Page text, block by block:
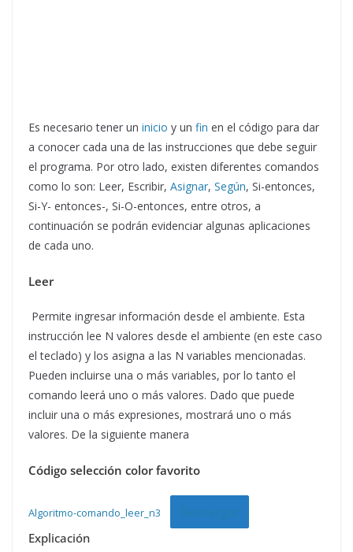
Es necesario tener un inicio y un fin en el código para dar
a conocer cada una de las instrucciones que debe seguir
el programa. Por otro lado, existen diferentes comandos
como lo son: Leer, Escribir, Asignar, Según, Si-entonces,
Si-Y- entonces-, Si-O-entonces, entre otros, a
continuación se podrán evidenciar algunas aplicaciones
de cada uno.
Leer
Permite ingresar información desde el ambiente. Esta
instrucción lee N valores desde el ambiente (en este caso
el teclado) y los asigna a las N variables mencionadas.
Pueden incluirse una o más variables, por lo tanto el
comando leerá uno o más valores. Dado que puede
incluir una o más expresiones, mostrará uno o más
valores. De la siguiente manera
Código selección color favorito
Algoritmo-comando_leer_n3
Explicación